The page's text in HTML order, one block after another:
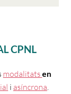
CPNL
modalitats en
i asíncrona.